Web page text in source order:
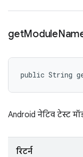
getModule
public String
Android नेटिव टेस्ट
रिटर्न